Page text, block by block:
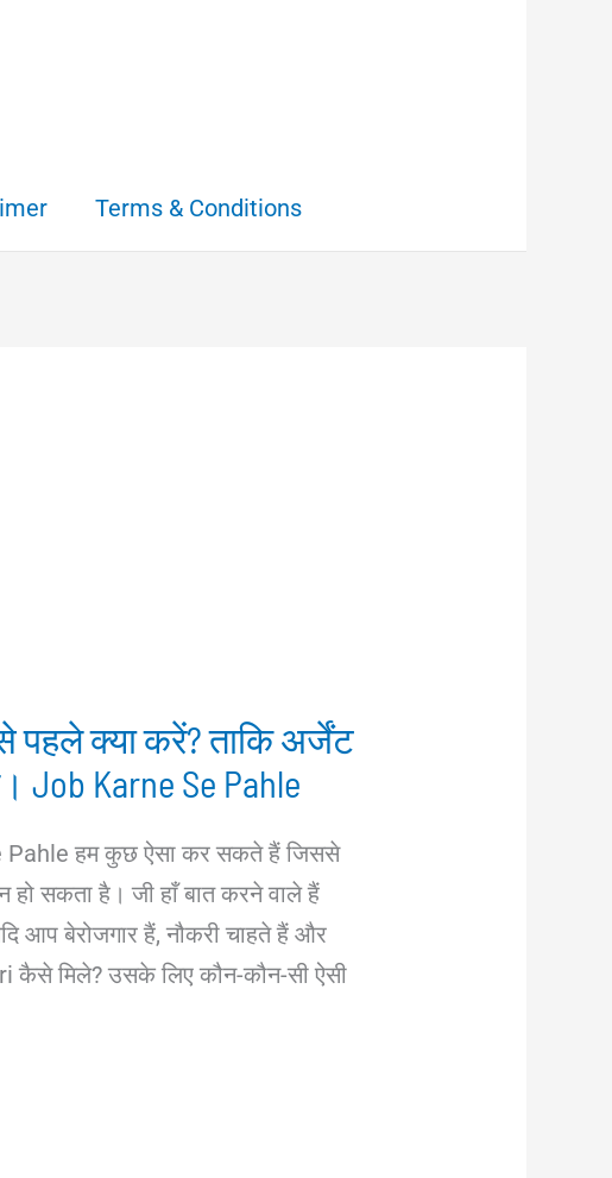
Terms & Conditions
पहले क्या करें? ताकि अर्जेंट
Job Karne Se Pahle
Pahle हम कुछ ऐसा कर सकते हैं जिससे
हो सकता है। जी हाँ बात करने वाले हैं
आप बेरोजगार हैं, नौकरी चाहते हैं और
कैसे मिले? उसके लिए कौन-कौन-सी ऐसी